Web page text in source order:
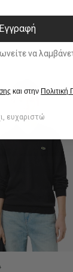
Εγγραφή
λαμβάνετε
και στην
ευχαριστώ